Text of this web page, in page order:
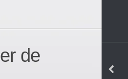
de